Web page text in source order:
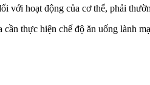
với hoạt động của cơ thể, phải
thực hiện chế độ ăn uống lành